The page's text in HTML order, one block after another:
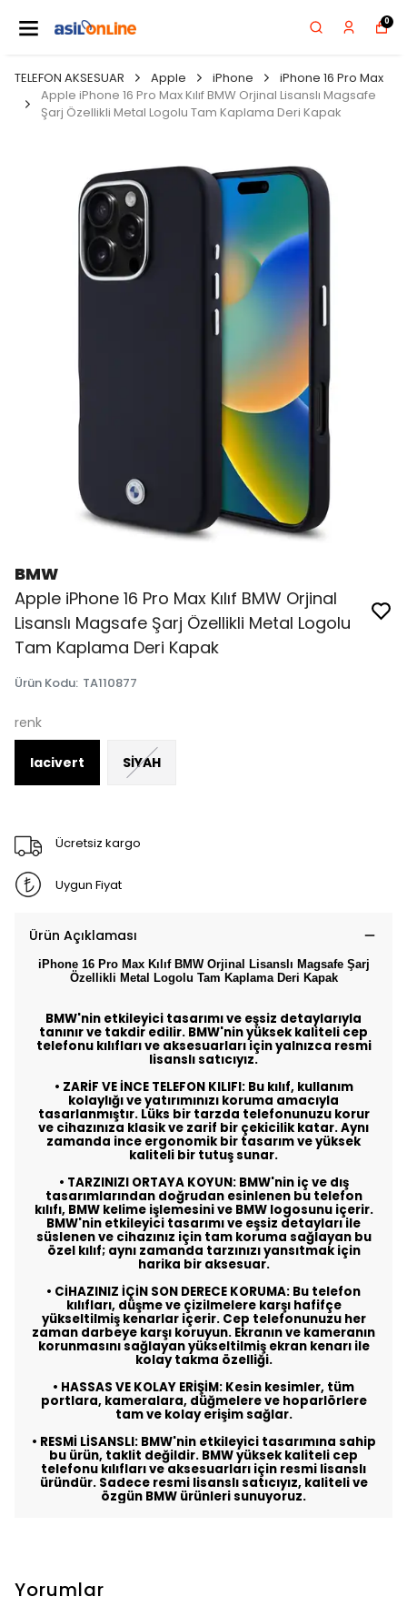
0
TELEFON AKSESUAR Apple iPhone
iPhone 16 Pro Max
Apple iPhone 16 Pro Max Kılıf BMW Orjinal Lisanslı Magsafe
Şarj Özellikli Metal Logolu Tam Kaplama Deri Kapak
BMW
Apple iPhone 16 Pro Max Kılıf BMW Orjinal
Lisanslı Magsafe Şarj Özellikli Metal Logolu
Tam Kaplama Deri Kapak
Ürün Kodu: TA110877
renk
lacivert SİYAH
Ücretsiz kargo
Uygun Fiyat
Ürün Açıklaması
iPhone 16 Pro Max Kılıf BMW Orjinal Lisanslı Magsafe Şarj
Özellikli Metal Logolu Tam Kaplama Deri Kapak
BMW'nin etkileyici tasarımı ve eşsiz detaylarıyla
tanınır ve takdir edilir. BMW'nin yüksek kaliteli cep
telefonu kılıfları ve aksesuarları için yalnızca resmi
lisanslı satıcıyız.
• ZARİF VE İNCE TELEFON KILIFI: Bu kılıf, kullanım
kolaylığı ve yatırımınızı koruma amacıyla
tasarlanmıştır. Lüks bir tarzda telefonunuzu korur
ve cihazınıza klasik ve zarif bir çekicilik katar. Aynı
zamanda ince ergonomik bir tasarım ve yüksek
kaliteli bir tutuş sunar.
• TARZINIZI ORTAYA KOYUN: BMW'nin iç ve dış
tasarımlarından doğrudan esinlenen bu telefon
kılıfı, BMW kelime işlemesini ve BMW logosunu içerir.
BMW'nin etkileyici tasarımı ve eşsiz detayları ile
süslenen ve cihazınız için tam koruma sağlayan bu
özel kılıf; aynı zamanda tarzınızı yansıtmak için
harika bir aksesuar.
• CİHAZINIZ İÇİN SON DERECE KORUMA: Bu telefon
kılıfları, düşme ve çizilmelere karşı hafifçe
yükseltilmiş kenarlar içerir. Cep telefonunuzu her
zaman darbeye karşı koruyun. Ekranın ve kameranın
korunmasını sağlayan yükseltilmiş ekran kenarı ile
kolay takma özelliği.
• HASSAS VE KOLAY ERİŞİM: Kesin kesimler, tüm
portlara, kameralara, düğmelere ve hoparlörlere
tam ve kolay erişim sağlar.
• RESMİ LİSANSLI: BMW'nin etkileyici tasarımına sahip
bu ürün, taklit değildir. BMW yüksek kaliteli cep
telefonu kılıfları ve aksesuarları için resmi lisanslı
üründür. Sadece resmi lisanslı satıcıyız, kaliteli ve
özgün BMW ürünleri sunuyoruz.
Yorumlar